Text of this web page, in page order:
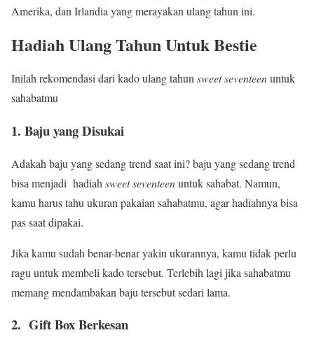
Amerika, dan Irlandia yang merayakan ulang tahun ini.
Hadiah Ulang Tahun Untuk Bestie
Inilah rekomendasi dari kado ulang tahun sweet seventeenuntuk
sahabatmu
1. Baju yang Disukai
Adakah baju yang sedang trend saat ini? baju yang sedang trend
bisa menjadi hadiah sweet seventeenuntuk sahabat. Namun,
kamu harus tahu ukuran pakaian sahabatmu, agar hadiahnya bisa
pas saat dipakai.
Jika kamu sudah benar-benar yakin ukurannya, kamu tidak perlu
ragu untuk membeli kado tersebut. Terlebih lagi jika sahabatmu
memang mendambakan baju tersebut sedari lama.
2. Gift Box Berkesan